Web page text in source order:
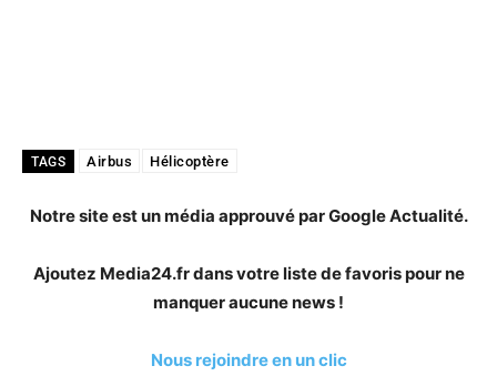
TAGS Airbus Hélicoptère
Notre site est un média approuvé par Google Actualité.
Ajoutez Media24.fr dans votre liste de favoris pour ne
manquer aucune news !
Nous rejoindre en un clic